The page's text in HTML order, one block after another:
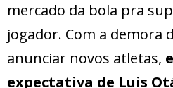
mercado da bola pra
jogador. Com a demora
anunciar novos atletas,
expectativa de Luis